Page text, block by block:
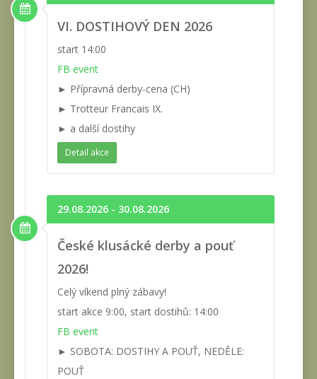
VI. DOSTIHOVÝ DEN 2026
start 14:00
FB event
► Přípravná derby-cena (CH)
► Trotteur Francais IX.
► a další dostihy
Detail akce
29.08.2026 - 30.08.2026
České klusácké derby a pouť
2026!
Celý víkend plný zábavy!
start akce 9:00, start dostihů: 14:00
FB event
► SOBOTA: DOSTIHY A POUŤ, NEDĚLE:
POUŤ